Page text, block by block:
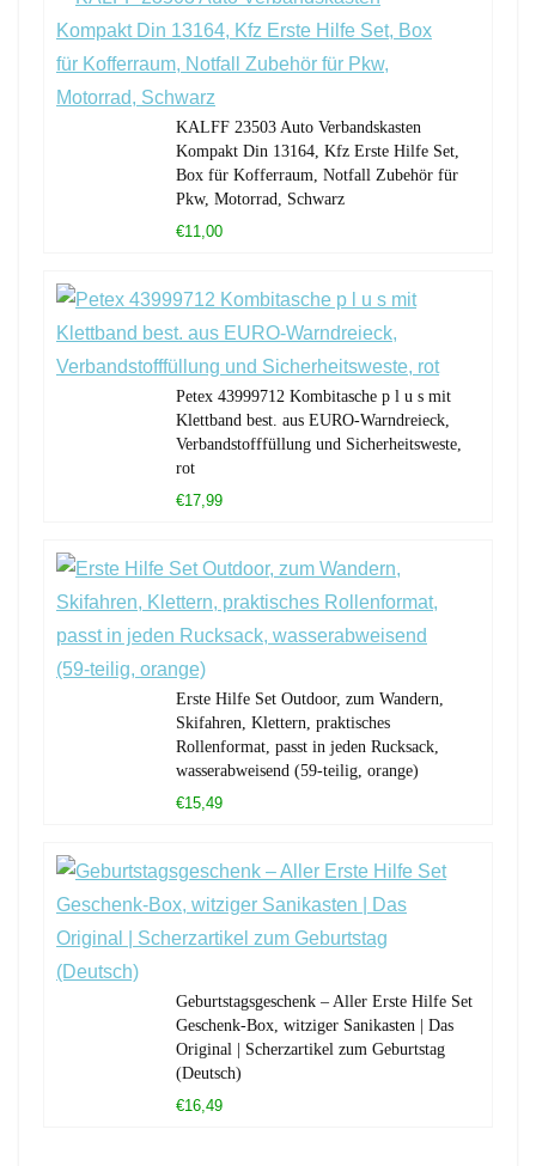
KALFF 23503 Auto Verbandskasten
Kompakt Din 13164, Kfz Erste Hilfe Set,
Box für Kofferraum, Notfall Zubehör für
Pkw, Motorrad, Schwarz
€11,00
Petex 43999712 Kombitasche p l u s mit
Klettband best. aus EURO-Warndreieck,
Verbandstofffüllung und Sicherheitsweste,
rot
€17,99
Erste Hilfe Set Outdoor, zum Wandern,
Skifahren, Klettern, praktisches
Rollenformat, passt in jeden Rucksack,
wasserabweisend (59-teilig, orange)
€15,49
Geburtstagsgeschenk – Aller Erste Hilfe Set
Geschenk-Box, witziger Sanikasten | Das
Original | Scherzartikel zum Geburtstag
(Deutsch)
€16,49